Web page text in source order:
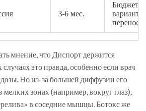
3-6 мес.
вариант,
мнение, что Диспорт держится
это правда, особенно если врач
Но из-за большей диффузии его
зонах (например, вокруг глаз),
в соседние мышцы. Ботокс же